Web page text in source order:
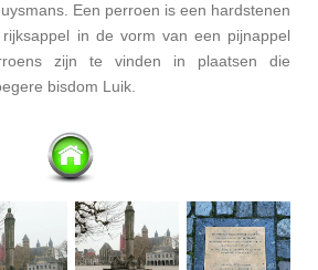
Een perroen is een hardstenen
in de vorm van een pijnappel
zijn te vinden in plaatsen die
bisdom Luik.